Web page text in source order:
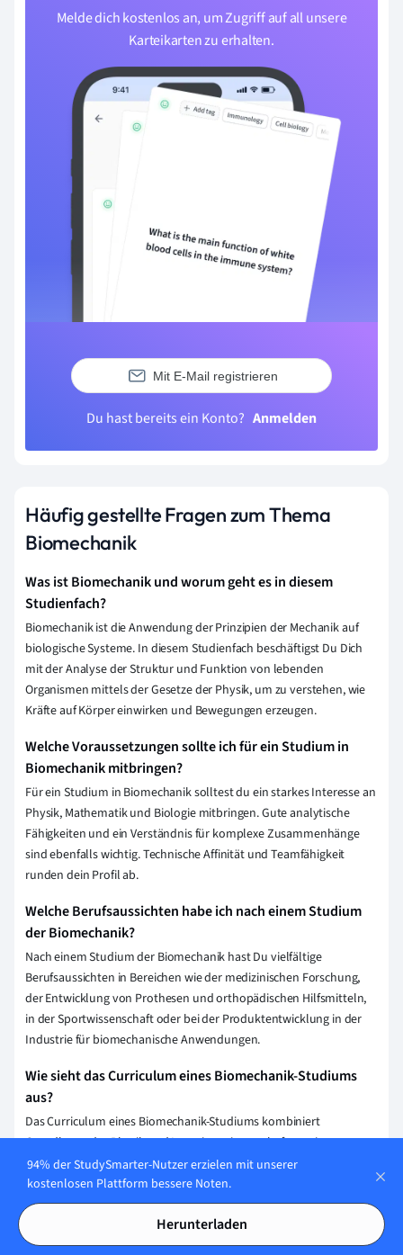
Melde dich kostenlos an, um Zugriff auf all unsere
Karteikarten zu erhalten.
Mit E-Mail registrieren
Du hast bereits ein Konto? Anmelden
Häufig gestellte Fragen zum Thema
Biomechanik
Was ist Biomechanik und worum geht es in diesem
Studienfach?
Biomechanik ist die Anwendung der Prinzipien der Mechanik auf
biologische Systeme. In diesem Studienfach beschäftigst Du Dich
mit der Analyse der Struktur und Funktion von lebenden
Organismen mittels der Gesetze der Physik, um zu verstehen, wie
Kräfte auf Körper einwirken und Bewegungen erzeugen.
Welche Voraussetzungen sollte ich für ein Studium in
Biomechanik mitbringen?
Für ein Studium in Biomechanik solltest du ein starkes Interesse an
Physik, Mathematik und Biologie mitbringen. Gute analytische
Fähigkeiten und ein Verständnis für komplexe Zusammenhänge
sind ebenfalls wichtig. Technische Affinität und Teamfähigkeit
runden dein Profil ab.
Welche Berufsaussichten habe ich nach einem Studium
der Biomechanik?
Nach einem Studium der Biomechanik hast Du vielfältige
Berufsaussichten in Bereichen wie der medizinischen Forschung,
der Entwicklung von Prothesen und orthopädischen Hilfsmitteln,
in der Sportwissenschaft oder bei der Produktentwicklung in der
Industrie für biomechanische Anwendungen.
Wie sieht das Curriculum eines Biomechanik-Studiums
aus?
Das Curriculum eines Biomechanik-Studiums kombiniert
Grundlagen der Physik und Ingenieurwissenschaften mit
spezifischen Kenntnissen der Biomechanik. Du lernst, wie man
menschliche Bewegungen analysiert, medizinische Geräte
entwickelt und Materialien erforscht, die im biologischen Kontext
eingesetzt werden. Dazu gehören Kurse in Mechanik,
Materialwissenschaften, Anatomie und Physiologie sowie
94% der StudySmarter-Nutzer erzielen mit unserer
kostenlosen Plattform bessere Noten.
Herunterladen